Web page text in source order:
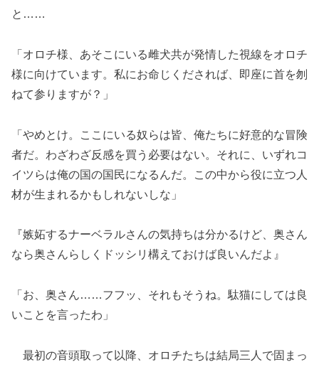
と……
「オロチ様、あそこにいる雌犬共が発情した視線をオロチ
様に向けています。私にお命じくだされば、即座に首を刎
ねて参りますが？」
「やめとけ。ここにいる奴らは皆、俺たちに好意的な冒険
者だ。わざわざ反感を買う必要はない。それに、いずれコ
イツらは俺の国の国民になるんだ。この中から役に立つ人
材が生まれるかもしれないしな」
『嫉妬するナーベラルさんの気持ちは分かるけど、奥さん
なら奥さんらしくドッシリ構えておけば良いんだよ』
「お、奥さん……フフッ、それもそうね。駄猫にしては良
いことを言ったわ」
最初の音頭取って以降、オロチたちは結局三人で固まっ